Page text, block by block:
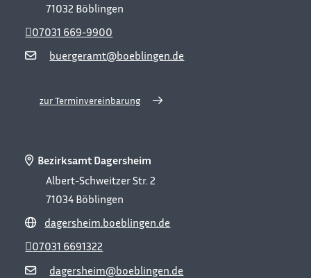
71032 Böblingen
buergeramt@boeblingen.de
07031 669-9900
zur Terminvereinbarung
Bezirksamt Dagersheim
Albert-Schweitzer Str. 2
71034 Böblingen
dagersheim.boeblingen.de
dagersheim@boeblingen.de
07031 6691322